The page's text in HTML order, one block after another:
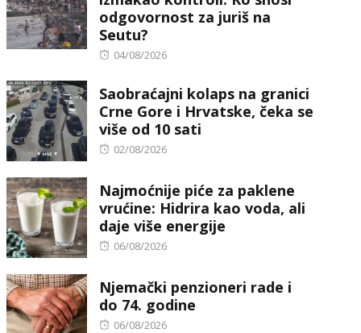
odgovornost za juriš na
Seutu?
Posted
04/08/2026
Saobraćajni kolaps na granici
Crne Gore i Hrvatske, čeka se
više od 10 sati
Posted
02/08/2026
Najmoćnije piće za paklene
vrućine: Hidrira kao voda, ali
daje više energije
Posted
06/08/2026
Njemački penzioneri rade i
do 74. godine
Posted
06/08/2026